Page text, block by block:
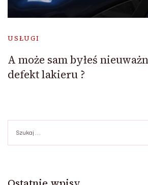
USŁUGI
A może sam byłeś
defekt lakieru ?